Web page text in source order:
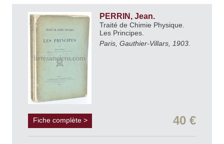
PERRIN, Jean.
Traité de Chimie Physique.
Les Principes.
Paris, Gauthier-Villars, 1903.
Fiche complète > 40 €